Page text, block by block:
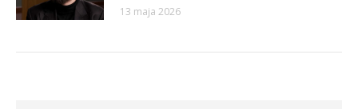
13 maja 2026